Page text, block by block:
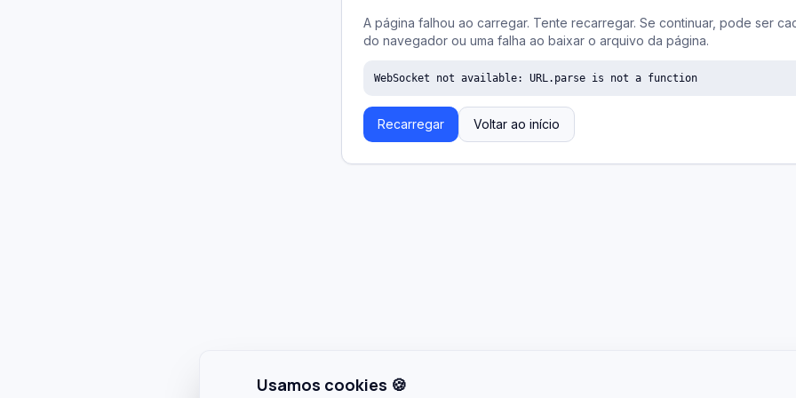
A página falhou ao carregar. Tente recarregar. Se continuar, pode ser
do navegador ou uma falha ao baixar o arquivo da página.
WebSocket not available: URL.parse is not a function
Recarregar Voltar ao início
Usamos cookies 🍪